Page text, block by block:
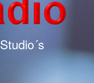
Studio´s